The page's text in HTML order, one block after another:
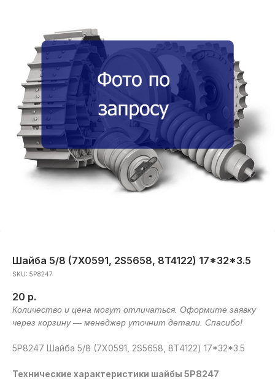
Шайба 5/8 (7X0591, 2S5658, 8T4122) 17*32*3.5
SKU: 5P8247
20 р.
5P8247 Шайба 5/8 (7X0591, 2S5658, 8T4122) 17*32*3.5
Технические характеристики шайбы 5P8247